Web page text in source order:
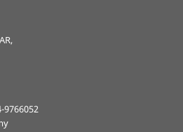
9766052